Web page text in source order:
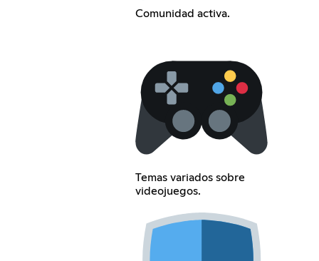
Comunidad activa.
Temas variados sobre
videojuegos.